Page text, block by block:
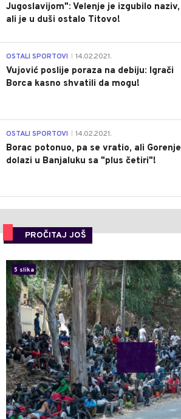
Jugoslavijom": Velenje je izgubilo naziv,
ali je u duši ostalo Titovo!
OSTALI SPORTOVI 14.02.2021.
Vujović poslije poraza na debiju: Igrači
Borca kasno shvatili da mogu!
OSTALI SPORTOVI 14.02.2021.
Borac potonuo, pa se vratio, ali Gorenje
dolazi u Banjaluku sa "plus četiri"!
PROČITAJ JOŠ
5 slika